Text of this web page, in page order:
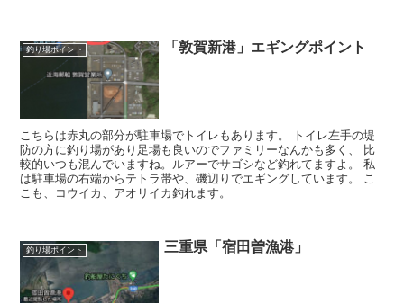
釣り場ポイント 「敦賀新港」エギングポイント
こちらは赤丸の部分が駐車場でトイレもあります。 トイレ左手の堤
防の方に釣り場があり足場も良いのでファミリーなんかも多く、 比
較的いつも混んでいますね。ルアーでサゴシなど釣れてますよ。 私
は駐車場の右端からテトラ帯や、磯辺りでエギングしています。 こ
こも、コウイカ、アオリイカ釣れます。
釣り場ポイント 三重県「宿田曽漁港」